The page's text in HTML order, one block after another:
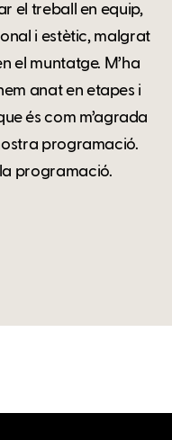
el treball en equip,
i estètic, malgrat
el muntatge. M’ha
anat en etapes i
és com m’agrada
programació.
programació.